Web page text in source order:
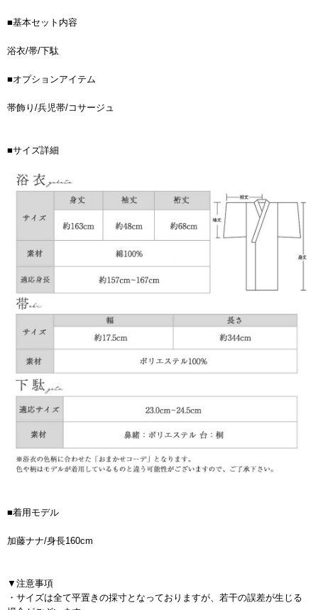
■基本セット内容
浴衣/帯/下駄
■オプションアイテム
帯飾り/兵児帯/コサージュ
■サイズ詳細
■着用モデル
加藤ナナ/身長160cm
▼注意事項
・サイズは全て平置きの採寸となっておりますが、若干の誤差が生じる